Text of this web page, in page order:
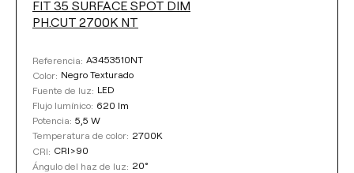
20°
COLOR
FIT 35 SURFACE SPOT DIM
PH.CUT 2700K NT
Referencia: A3453510NT
Color: Negro Texturado
Fuente de luz: LED
Flujo lumínico: 620 lm
Potencia: 5,5 W
Temperatura de color: 2700K
CRI: CRI>90
Ángulo del haz de luz: 20°